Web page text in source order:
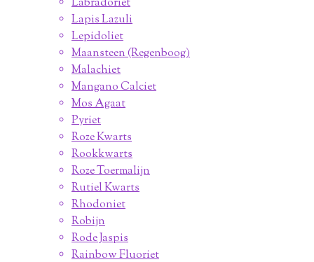
Lapis Lazuli
Lepidoliet
Maansteen (Regenboog)
Malachiet
Mangano Calciet
Mos Agaat
Pyriet
Roze Kwarts
Rookkwarts
Roze Toermalijn
Rutiel Kwarts
Rhodoniet
Robijn
Rode Jaspis
Rainbow Fluoriet